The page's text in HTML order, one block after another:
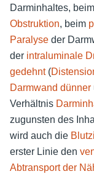
Darminhaltes, beim
Obstruktion, beim
Paralyse der
der intraluminale
gedehnt(
Darmwand dünner
Verhältnis
zugunsten des
wird auch die
erster Linie den
Abtransport der